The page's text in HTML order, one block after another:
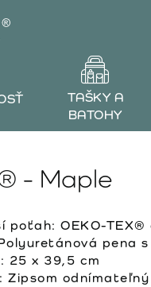
TAŠKY A
BATOHY
- Maple
poťah: OEKO-
pena
25 x 39,5 cm
Zipsom